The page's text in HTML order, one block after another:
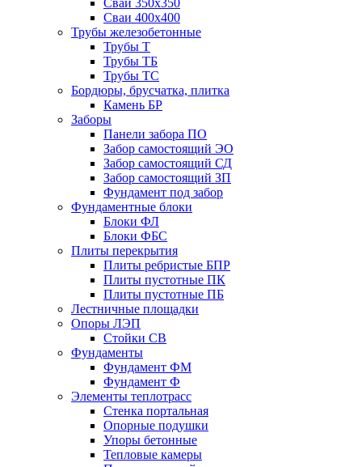
Сваи 400х400
Трубы железобетонные
Трубы Т
Трубы ТБ
Трубы ТС
Бордюры, брусчатка, плитка
Камень БР
Заборы
Панели забора ПО
Забор самостоящий ЭО
Забор самостоящий СД
Забор самостоящий ЗП
Фyндамент под забор
Фундаментные блоки
Блоки ФЛ
Блоки ФБС
Плиты перекрытия
Плиты ребристые БПР
Плиты пустотные ПК
Плиты пустотные ПБ
Лестничные площадки
Опоры ЛЭП
Стойки СВ
Фундаменты
Фyндамент ФМ
Фyндамент Ф
Элементы теплотрасс
Стенка портальная
Опорные подушки
Упоры бетонные
Тепловые камеры